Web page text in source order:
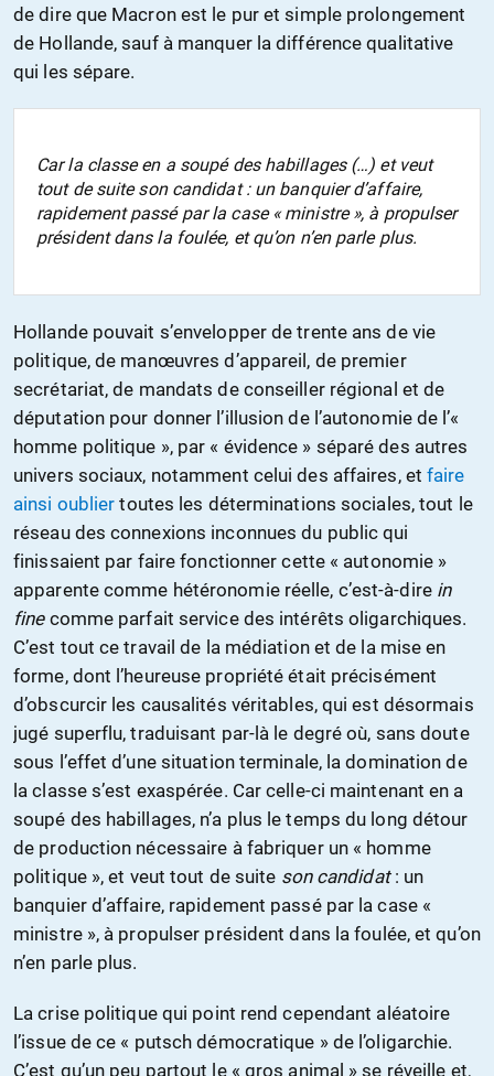
de dire que Macron est le pur et simple prolongement
de Hollande, sauf à manquer la différence qualitative
qui les sépare.
Car la classe en a soupé des habillages (…) et veut
tout de suiteson candidat: un banquier d’affaire,
rapidement passé par la case « ministre », à propulser
président dans la foulée, et qu’on n’en parle plus.
Hollande pouvait s’envelopper de trente ans de vie
politique, de manœuvres d’appareil, de premier
secrétariat, de mandats de conseiller régional et de
députation pour donner l’illusion de l’autonomie de l’«
homme politique », par « évidence » séparé des autres
univers sociaux, notamment celui des affaires, etfaire
ainsi oublier toutes les déterminations sociales, tout le
réseau des connexions inconnues du public qui
finissaient par faire fonctionner cette « autonomie »
apparente comme hétéronomie réelle, c’est-à-dire in
finecomme parfait service des intérêts oligarchiques.
C’est tout ce travail de la médiation et de la mise en
forme, dont l’heureuse propriété était précisément
d’obscurcir les causalités véritables, qui est désormais
jugé superflu, traduisant par-là le degré où, sans doute
sous l’effet d’une situation terminale, la domination de
la classe s’est exaspérée. Car celle-ci maintenant en a
soupé des habillages, n’a plus le temps du long détour
de production nécessaire à fabriquer un « homme
politique », et veut tout de suite son candidat: un
banquier d’affaire, rapidement passé par la case «
ministre », à propulser président dans la foulée, et qu’on
n’en parle plus.
La crise politique qui point rend cependant aléatoire
l’issue de ce « putsch démocratique » de l’oligarchie.
C’est qu’un peu partout le « gros animal » se réveille et,